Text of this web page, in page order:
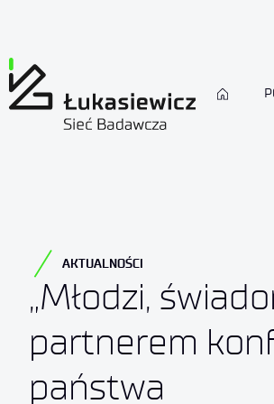
AKTUALNOŚCI
„Młodzi,
partnerem
państwa